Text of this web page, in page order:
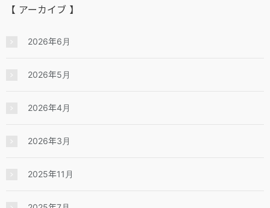
【 アーカイブ 】
2026年6月
2026年5月
2026年4月
2026年3月
2025年11月